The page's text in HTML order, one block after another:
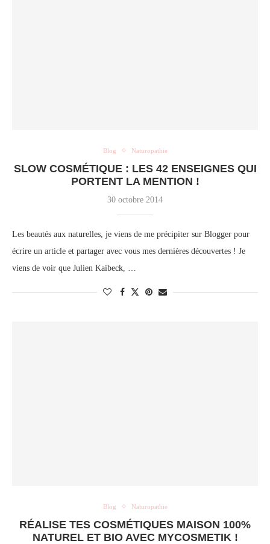
Blog Naturopathie
SLOW COSMÉTIQUE : LES 42 ENSEIGNES QUI
PORTENT LA MENTION !
30 octobre 2014
Les beautés aux naturelles, je viens de me précipiter sur Blogger pour
écrire un article et partager avec vous mes dernières découvertes ! Je
viens de voir que Julien Kaibeck, …
Blog Naturopathie
RÉALISE TES COSMÉTIQUES MAISON 100%
NATUREL ET BIO AVEC MYCOSMETIK !